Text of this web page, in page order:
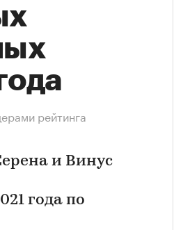
рейтинга
и Винус
года по